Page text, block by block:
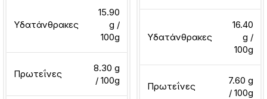
Υδατάνθρακες
15.90
g /
100g
Πρωτεΐνες
8.30 g
/ 100g
Υδατάνθρακες
16.40
g /
100g
Πρωτεΐνες
7.60 g
/ 100g